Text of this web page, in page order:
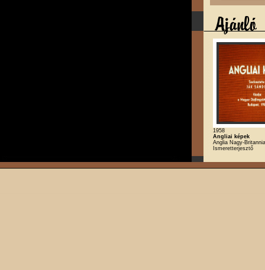
1958
Angliai képek
Anglia Nagy-
Ismeretterjesztő